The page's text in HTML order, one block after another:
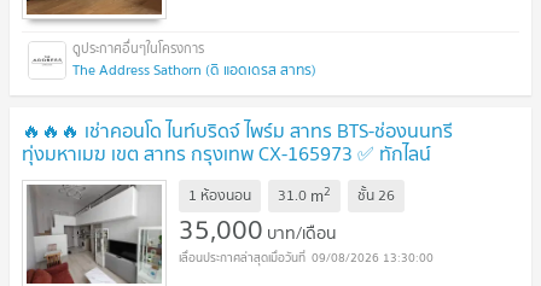
The Address Sathorn (ดิ แอดเดรส สาทร)
🔥🔥🔥 เช่าคอนโด ไนท์บริดจ์ ไพร์ม สาทร BTS-ช่องนนทรี
ทุ่งมหาเมฆ เขต สาทร กรุงเทพ CX-165973 ✅ ทักไลน์
@connexproperty ตอบทันที ทีมงานมืออาชีพ ✅ 🔥🔥🔥
1 ห้องนอน 31.0 m2 ชั้น26
35,000 บาท/เดือน
09/08/2026 13:30:00